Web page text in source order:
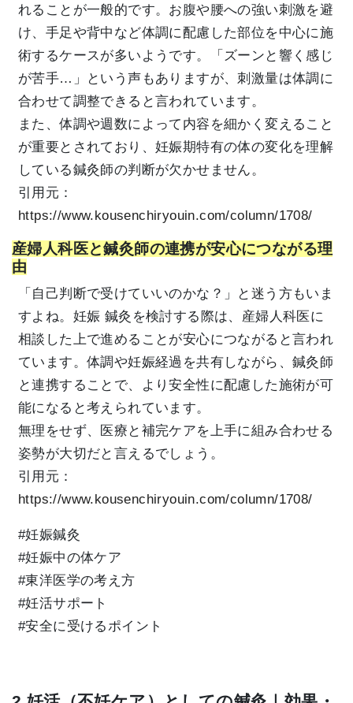
れることが一般的です。お腹や腰への強い刺激を避
け、手足や背中など体調に配慮した部位を中心に施
術するケースが多いようです。「ズーンと響く感じ
が苦手…」という声もありますが、刺激量は体調に
合わせて調整できると言われています。
また、体調や週数によって内容を細かく変えること
が重要とされており、妊娠期特有の体の変化を理解
している鍼灸師の判断が欠かせません。
引用元：
https://www.kousenchiryouin.com/column/1708/
産婦人科医と鍼灸師の連携が安心につながる理
由
「自己判断で受けていいのかな？」と迷う方もいま
すよね。妊娠 鍼灸を検討する際は、産婦人科医に
相談した上で進めることが安心につながると言われ
ています。体調や妊娠経過を共有しながら、鍼灸師
と連携することで、より安全性に配慮した施術が可
能になると考えられています。
無理をせず、医療と補完ケアを上手に組み合わせる
姿勢が大切だと言えるでしょう。
引用元：
https://www.kousenchiryouin.com/column/1708/
#妊娠鍼灸
#妊娠中の体ケア
#東洋医学の考え方
#妊活サポート
#安全に受けるポイント